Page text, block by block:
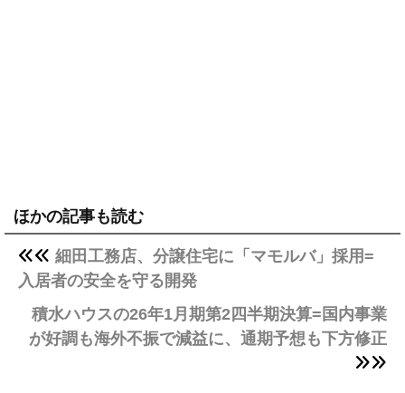
ほかの記事も読む
細田工務店、分譲住宅に「マモルバ」採用=
入居者の安全を守る開発
積水ハウスの26年1月期第2四半期決算=国内事業
が好調も海外不振で減益に、通期予想も下方修正